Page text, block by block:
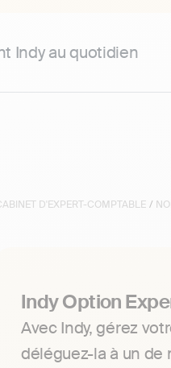
Indy au quotidien
D'EXPERT-COMPTABLE /
Indy Option
Avec Indy, gérez
déléguez-la à un